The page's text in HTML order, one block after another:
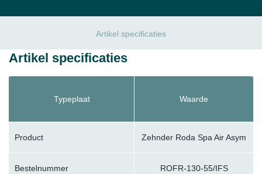
Artikel specificaties
Artikel specificaties
Typeplaat Waarde
Product Zehnder Roda Spa Air Asym
Bestelnummer ROFR-130-55/IFS